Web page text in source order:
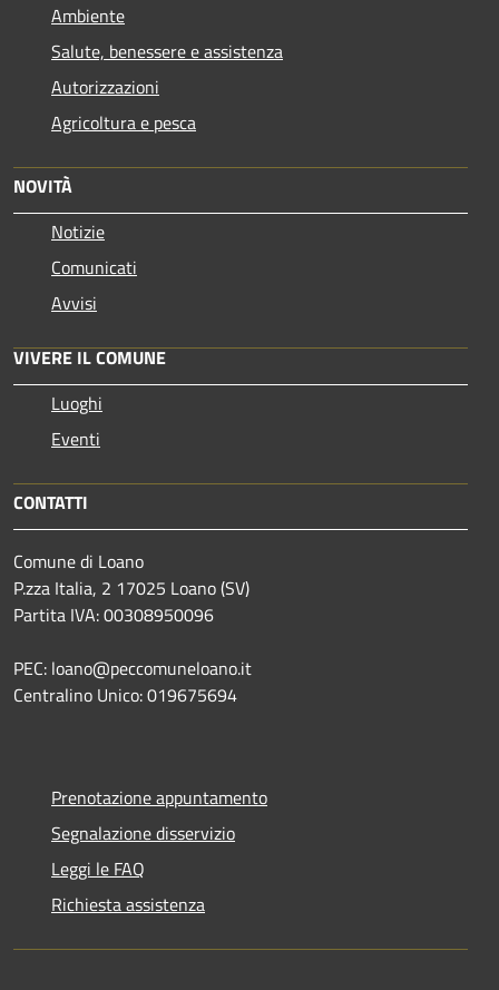
Ambiente
Salute, benessere e assistenza
Autorizzazioni
Agricoltura e pesca
NOVITÀ
Notizie
Comunicati
Avvisi
VIVERE IL COMUNE
Luoghi
Eventi
CONTATTI
Comune di Loano
P.zza Italia, 2 17025 Loano (SV)
Partita IVA: 00308950096
PEC: loano@peccomuneloano.it
Centralino Unico: 019675694
Prenotazione appuntamento
Segnalazione disservizio
Leggi le FAQ
Richiesta assistenza